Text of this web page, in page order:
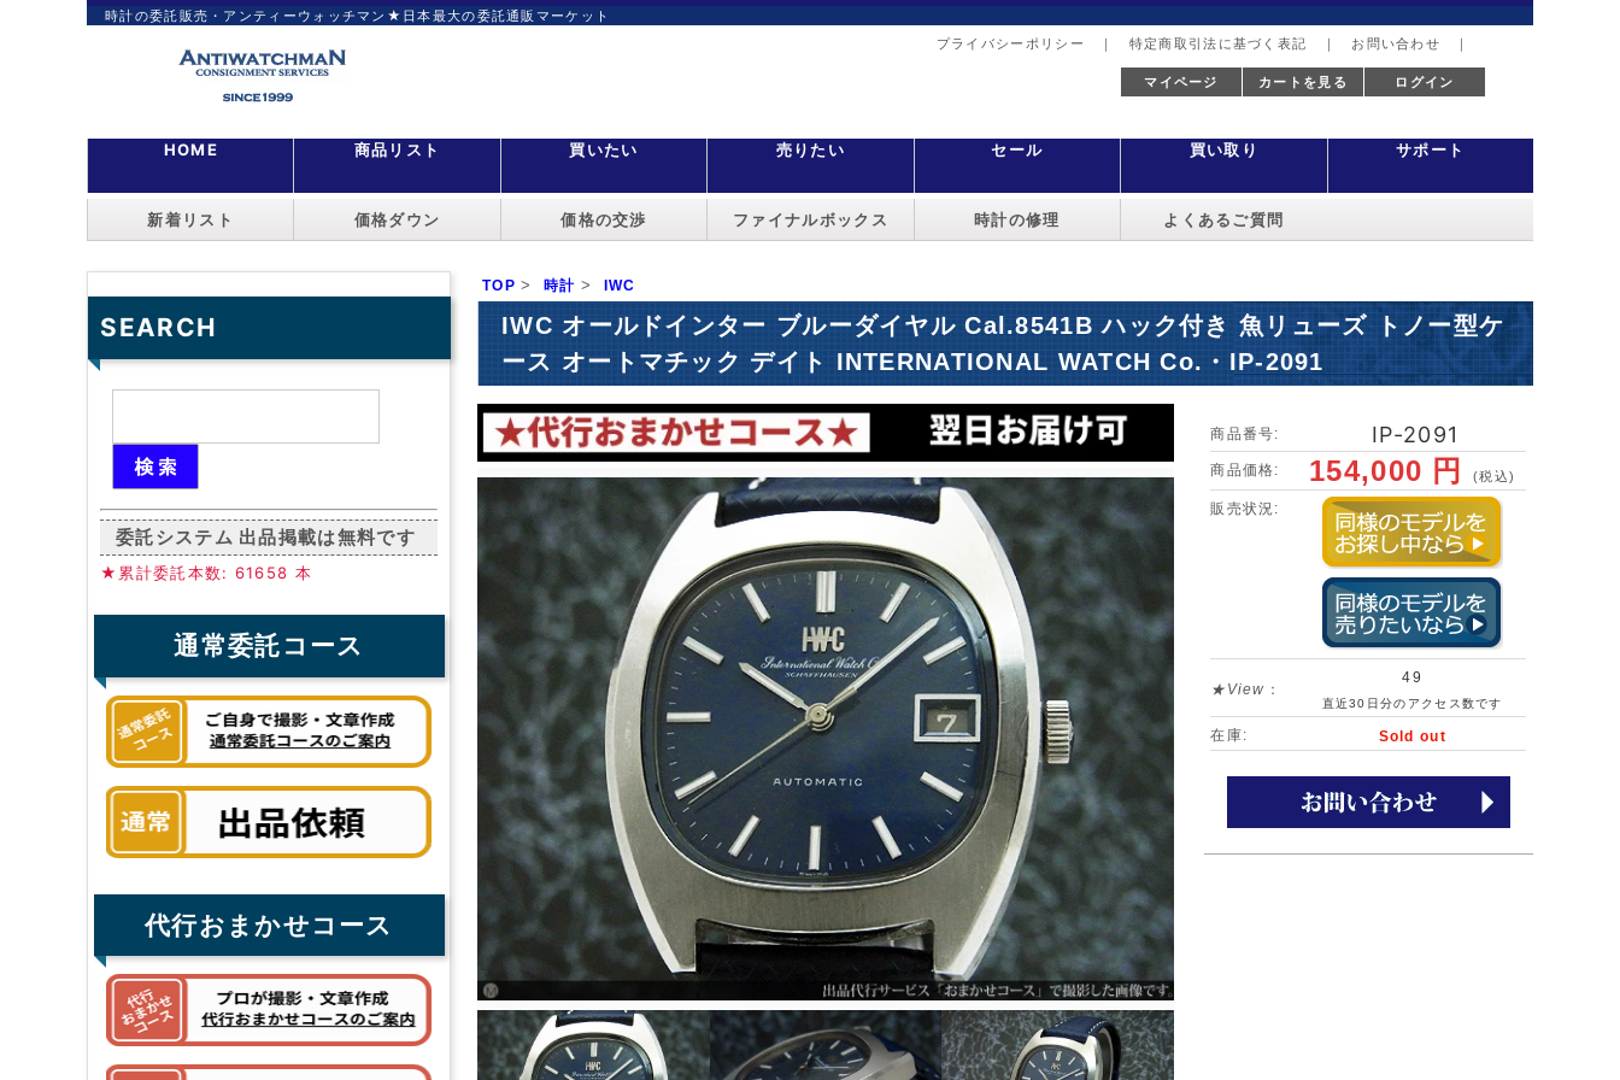
時計の委託販売・アンティーウォッチマン★日本最大の委託通販マーケット
プライバシーポリシー
｜ 特定商取引法に基づく表記 ｜ お問い合わせ ｜
ログイン
カートを見る
マイページ
HOME 商品リスト 買いたい 売りたい セール 買い取り サポート
新着リスト 価格ダウン 価格の交渉 ファイナルボックス 時計の修理 よくあるご質問
TOP > 時計 > IWC
IWC オールドインター ブルーダイヤル Cal.8541B ハック付き 魚リューズ トノー型ケ
ース オートマチック デイト INTERNATIONAL WATCH Co.・IP-2091
商品番号: IP-2091
商品価格: 154,000 円(税込)
販売状況:
★View ：
49
直近30日分のアクセス数です
在庫: Sold out
SEARCH
委託システム 出品掲載は無料です
★累計委託本数: 61658 本
通常委託コース
代行おまかせコース